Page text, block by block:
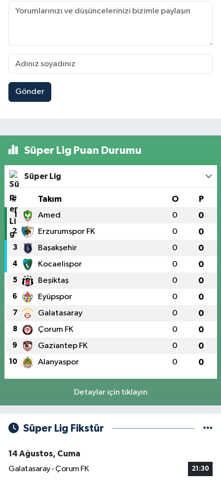
Gönder
Süper Lig Puan Durumu
Süper Lig
# Takım O P
1 Amed 0 0
2 Erzurumspor FK 0 0
3 Başakşehir 0 0
4 Kocaelispor 0 0
5 Beşiktaş 0 0
6 Eyüpspor 0 0
7 Galatasaray 0 0
8 Çorum FK 0 0
9 Gaziantep FK 0 0
10 Alanyaspor 0 0
Detaylar için tıklayın
Süper Lig Fikstür
14 Ağustos, Cuma
Galatasaray - Çorum FK
21:30